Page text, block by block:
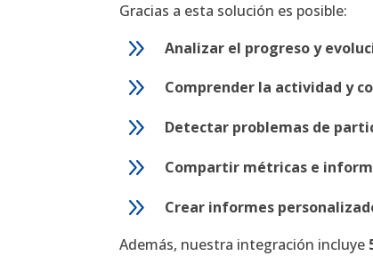
Gracias a esta solución es posible:
9 Analizar el progreso y
9 Comprender la actividad y
9 Detectar problemas de
9 Compartir métricas e
9
Crear informes
Además, nuestra integración incluye